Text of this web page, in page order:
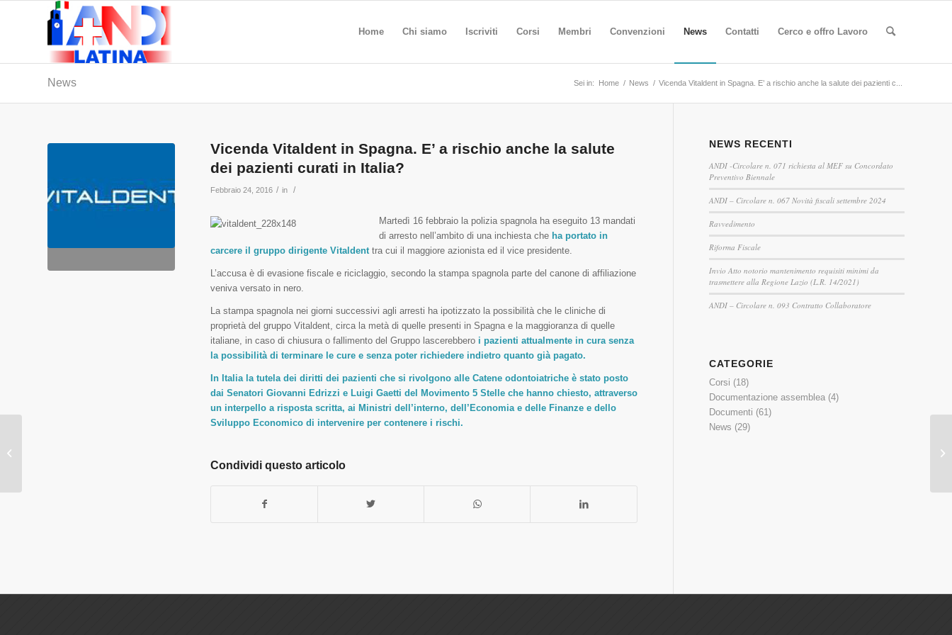
Home Chi siamo Iscriviti Corsi Membri Convenzioni News Contatti Cerco e offro Lavoro
News Sei in: Home / News / Vicenda Vitaldent in Spagna. E’ a rischio anche la salute dei pazienti c...
Vicenda Vitaldent in Spagna. E’ a rischio anche la salute
dei pazienti curati in Italia?
Febbraio 24, 2016 / in /
Martedì 16 febbraio la polizia spagnola ha eseguito 13 mandati
di arresto nell’ambito di una inchiesta che ha portato in
carcere il gruppo dirigente Vitaldent tra cui il maggiore azionista ed il vice presidente.
L’accusa è di evasione fiscale e riciclaggio, secondo la stampa spagnola parte del canone di affiliazione
veniva versato in nero.
La stampa spagnola nei giorni successivi agli arresti ha ipotizzato la possibilità che le cliniche di
proprietà del gruppo Vitaldent, circa la metà di quelle presenti in Spagna e la maggioranza di quelle
italiane, in caso di chiusura o fallimento del Gruppo lascerebbero i pazienti attualmente in cura senza
la possibilità di terminare le cure e senza poter richiedere indietro quanto già pagato.
In Italia la tutela dei diritti dei pazienti che si rivolgono alle Catene odontoiatriche è stato posto
dai Senatori Giovanni Edrizzi e Luigi Gaetti del Movimento 5 Stelle che hanno chiesto, attraverso
un interpello a risposta scritta, ai Ministri dell’interno, dell’Economia e delle Finanze e dello
Sviluppo Economico di intervenire per contenere i rischi.
Condividi questo articolo
NEWS RECENTI
ANDI -Circolare n. 071 richiesta al MEF su Concordato
Preventivo Biennale
ANDI – Circolare n. 067 Novità fiscali settembre 2024
Ravvedimento
Riforma Fiscale
Invio Atto notorio mantenimento requisiti minimi da
trasmettere alla Regione Lazio (L.R. 14/2021)
ANDI – Circolare n. 093 Contratto Collaboratore
CATEGORIE
Corsi (18)
Documentazione assemblea (4)
Documenti (61)
News (29)